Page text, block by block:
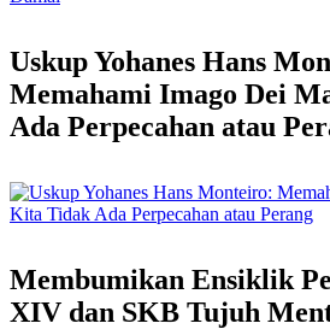
Uskup Yohanes Hans
Memahami Imago Dei
Ada Perpecahan atau
Membumikan Ensiklik
XIV dan SKB Tujuh